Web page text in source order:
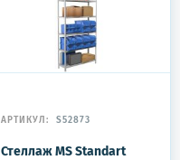
АРТИКУЛ: S52873
Стеллаж MS Standart